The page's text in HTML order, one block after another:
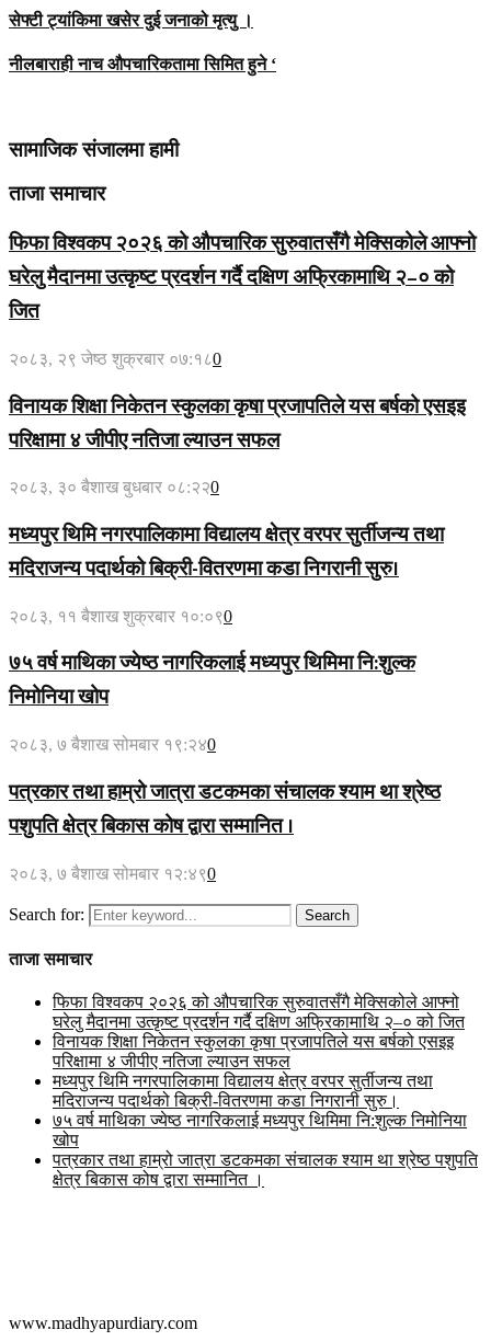
सेफ्टी ट्यांकिमा खसेर दुई जनाको मृत्यु ।
नीलबाराही नाच औपचारिकतामा सिमित हुने ‘
सामाजिक संजालमा हामी
ताजा समाचार
फिफा विश्वकप २०२६ को औपचारिक सुरुवातसँगै मेक्सिकोले आफ्नो
घरेलु मैदानमा उत्कृष्ट प्रदर्शन गर्दै दक्षिण अफ्रिकामाथि २–० को
जित
२०८३, २९ जेष्ठ शुक्रबार ०७:१८0
विनायक शिक्षा निकेतन स्कुलका कृषा प्रजापतिले यस बर्षको एसइइ
परिक्षामा ४ जीपीए नतिजा ल्याउन सफल
२०८३, ३० बैशाख बुधबार ०८:२२0
मध्यपुर थिमि नगरपालिकामा विद्यालय क्षेत्र वरपर सुर्तीजन्य तथा
मदिराजन्य पदार्थको बिक्री-वितरणमा कडा निगरानी सुरु।
२०८३, ११ बैशाख शुक्रबार १०:०९0
७५ वर्ष माथिका ज्येष्ठ नागरिकलाई मध्यपुर थिमिमा नि:शुल्क
निमोनिया खोप
२०८३, ७ बैशाख सोमबार १९:२४0
पत्रकार तथा हाम्रो जात्रा डटकमका संचालक श्याम था श्रेष्ठ
पशुपति क्षेत्र बिकास कोष द्वारा सम्मानित ।
२०८३, ७ बैशाख सोमबार १२:४९0
Search for: Search
ताजा समाचार
फिफा विश्वकप २०२६ को औपचारिक सुरुवातसँगै मेक्सिकोले आफ्नो
घरेलु मैदानमा उत्कृष्ट प्रदर्शन गर्दै दक्षिण अफ्रिकामाथि २–० को जित
विनायक शिक्षा निकेतन स्कुलका कृषा प्रजापतिले यस बर्षको एसइइ
परिक्षामा ४ जीपीए नतिजा ल्याउन सफल
मध्यपुर थिमि नगरपालिकामा विद्यालय क्षेत्र वरपर सुर्तीजन्य तथा
मदिराजन्य पदार्थको बिक्री-वितरणमा कडा निगरानी सुरु।
७५ वर्ष माथिका ज्येष्ठ नागरिकलाई मध्यपुर थिमिमा नि:शुल्क निमोनिया
खोप
पत्रकार तथा हाम्रो जात्रा डटकमका संचालक श्याम था श्रेष्ठ पशुपति
क्षेत्र बिकास कोष द्वारा सम्मानित ।
www.madhyapurdiary.com